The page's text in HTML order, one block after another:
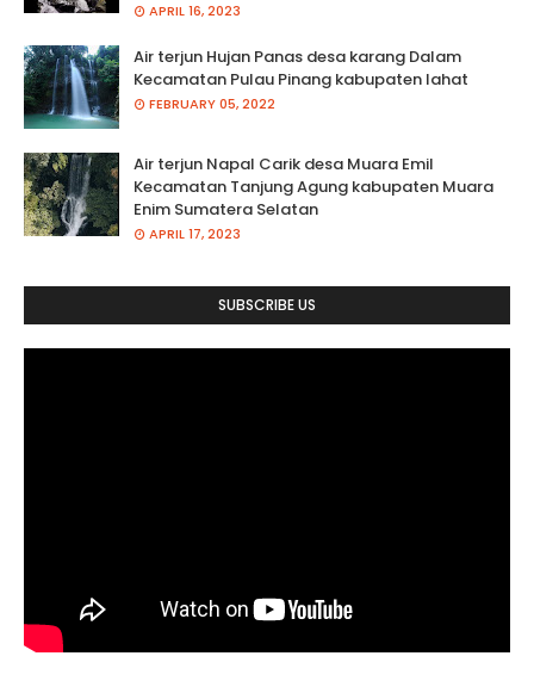
APRIL 16, 2023
Air terjun Hujan Panas desa karang Dalam
Kecamatan Pulau Pinang kabupaten lahat
FEBRUARY 05, 2022
Air terjun Napal Carik desa Muara Emil
Kecamatan Tanjung Agung kabupaten Muara
Enim Sumatera Selatan
APRIL 17, 2023
SUBSCRIBE US